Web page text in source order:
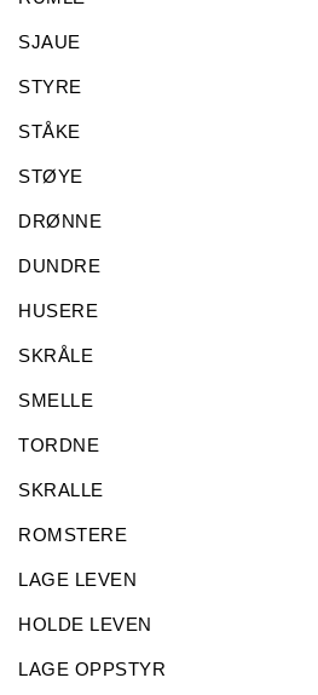
SJAUE
STYRE
STÅKE
STØYE
DRØNNE
DUNDRE
HUSERE
SKRÅLE
SMELLE
TORDNE
SKRALLE
ROMSTERE
LAGE LEVEN
HOLDE LEVEN
LAGE OPPSTYR